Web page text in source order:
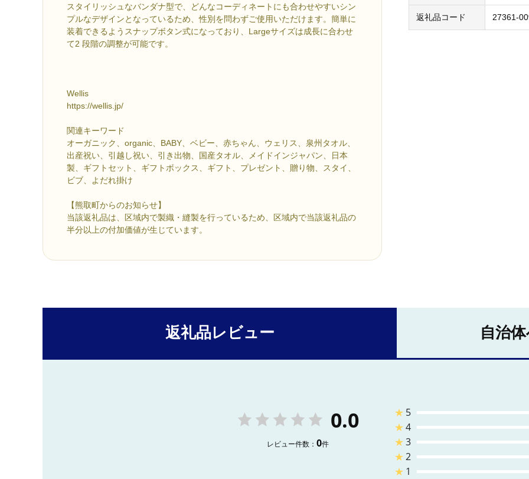
スタイリッシュなバンダナ型で、どんなコーディネートにも合わせやすいシン
プルなデザインとなっているため、性別を問わずご使用いただけます。簡単に
装着できるようスナップボタン式になっており、Largeサイズは成長に合わせ
て2 段階の調整が可能です。
Wellis
https://wellis.jp/
関連キーワード
オーガニック、organic、BABY、ベビー、赤ちゃん、ウェリス、泉州タオル、
出産祝い、引越し祝い、引き出物、国産タオル、メイドインジャパン、日本
製、ギフトセット、ギフトボックス、ギフト、プレゼント、贈り物、スタイ、
ビブ、よだれ掛け
【熊取町からのお知らせ】
当該返礼品は、区域内で製織・縫製を行っているため、区域内で当該返礼品の
半分以上の付加価値が生じています。
返礼品コード 27361-
返礼品レビュー 自治
0.0
レビュー件数： 0件
★ 5
★4
★3
★2
★ 1